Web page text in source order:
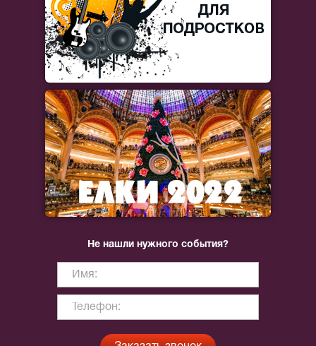
Не нашли нужного события?